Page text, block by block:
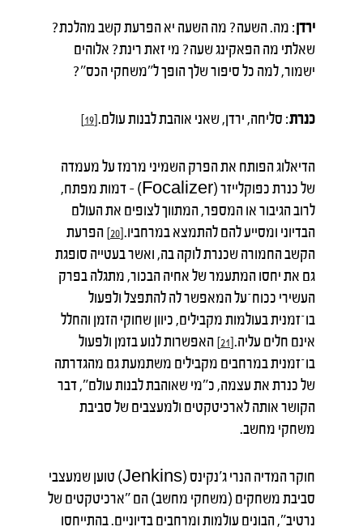
ירדן: מה. השעה? מה השעה יא הפרעת קשב מהלכת?
שאלתי מה הפאקינג שעה? מי זאת רינת? אלוהים
ישמור, למה כל סיפור שלך הופך ל"משחקי הכס"?
כנרת: סליחה, ירדן, שאני אוהבת לבנות עולם.[19]
הדיאלוג הפותח את הפרק השמיני מרמז על מעמדה
של כנרת כפוקלייזר (Focalizer) – דמות מפתח,
לרוב הגיבור או המספר, המתווך לצופים את העולם
הבדיוני ומסייע להם להתמצא במרחביו.[20]
הפרעת
הקשב החמורה שכנרת לוקה בה, ואשר בעטייה סופגת
גם את יחסו המתעמר של אחיה הבכור, מתגלה בפרק
העשירי ככוח־על המאפשר לה להתפצל ולפעול
בו־זמנית בעולמות מקבילים, כיוון שחוקי הזמן והחלל
אינם חלים עליה.[21]
האפשרות לנוע בזמן ולפעול
בו־זמנית במרחבים מקבילים משתמעת גם מהגדרתה
של כנרת את עצמה, כ"מי שאוהבת לבנות עולם", דבר
הקושר אותה לארכיטקטים ולמעצבים של סביבת
משחקי מחשב.
חוקר המדיה הנרי ג'נקינס (Jenkins) טוען שמעצבי
סביבת משחקים (משחקי מחשב) הם "ארכיטקטים של
נרטיב", הבונים עולמות ומרחבים בדיוניים. בהתייחסו